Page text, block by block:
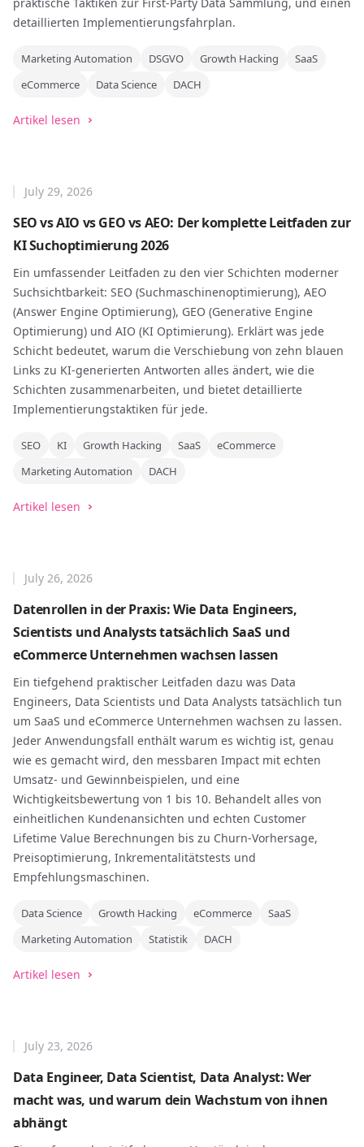
detaillierten Implementierungsfahrplan.
Marketing Automation DSGVO Growth Hacking
SaaS
eCommerce
Data Science DACH
Artikel lesen
SEO vs AIO vs GEO vs AEO: Der komplette Leitfaden zur
KI Suchoptimierung 2026
July 29, 2026
Ein umfassender Leitfaden zu den vier Schichten moderner
Suchsichtbarkeit: SEO (Suchmaschinenoptimierung), AEO
(Answer Engine Optimierung), GEO (Generative Engine
Optimierung) und AIO (KI Optimierung). Erklärt was jede
Schicht bedeutet, warum die Verschiebung von zehn blauen
Links zu KI-generierten Antworten alles ändert, wie die
Schichten zusammenarbeiten, und bietet detaillierte
Implementierungstaktiken für jede.
SEO KI Growth Hacking SaaS
eCommerce
Marketing Automation
DACH
Artikel lesen
Datenrollen in der Praxis: Wie Data Engineers,
Scientists und Analysts tatsächlich SaaS und
eCommerce Unternehmen wachsen lassen
July 26, 2026
Ein tiefgehend praktischer Leitfaden dazu was Data
Engineers, Data Scientists und Data Analysts tatsächlich tun
um SaaS und eCommerce Unternehmen wachsen zu lassen.
Jeder Anwendungsfall enthält warum es wichtig ist, genau
wie es gemacht wird, den messbaren Impact mit echten
Umsatz- und Gewinnbeispielen, und eine
Wichtigkeitsbewertung von 1 bis 10. Behandelt alles von
einheitlichen Kundenansichten und echten Customer
Lifetime Value Berechnungen bis zu Churn-Vorhersage,
Preisoptimierung, Inkrementalitätstests und
Empfehlungsmaschinen.
Data Science Growth Hacking eCommerce
SaaS
Marketing Automation
Statistik DACH
Artikel lesen
Data Engineer, Data Scientist, Data Analyst: Wer
macht was, und warum dein Wachstum von ihnen
abhängt
July 23, 2026